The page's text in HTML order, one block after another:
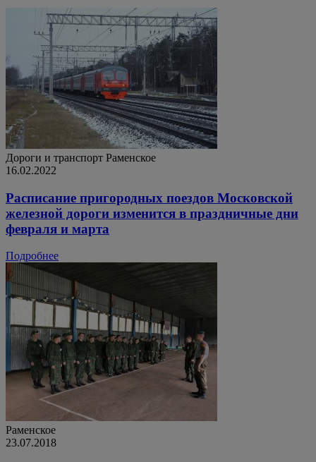
Дороги и транспорт Раменское
16.02.2022
Расписание пригородных поездов Московской
железной дороги изменится в праздничные дни
февраля и марта
Подробнее
Раменское
23.07.2018